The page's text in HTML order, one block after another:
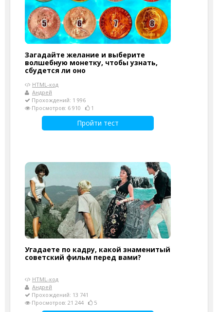
Загадайте желание и выберите
волшебную монетку, чтобы узнать,
сбудется ли оно
HTML-код
Андрей
Прохождений: 1 996
Просмотров: 6 910
1
Пройти тест
Угадаете по кадру, какой знаменитый
советский фильм перед вами?
HTML-код
Андрей
Прохождений: 13 741
Просмотров: 21 244
5